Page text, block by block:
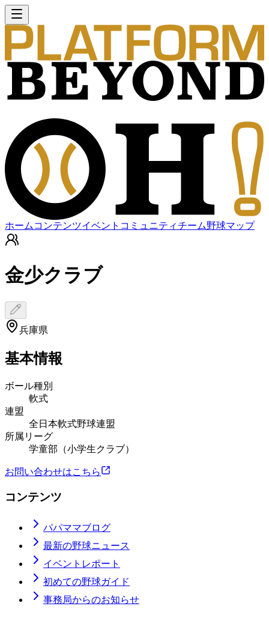
ホーム コンテンツイベント コミュニティチーム野球マップ
金少クラブ
兵庫県
基本情報
ボール種別
軟式
連盟
全日本軟式野球連盟
所属リーグ
学童部（小学生クラブ）
お問い合わせはこちら
コンテンツ
パパママブログ
最新の野球ニュース
イベントレポート
初めての野球ガイド
事務局からのお知らせ